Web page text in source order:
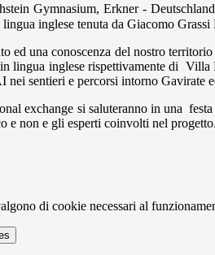
Gymnasium, Erkner -
inglese tenuta da Giacomo
ed una conoscenza del nostro
lingua inglese rispettivamente di
sentieri e percorsi intorno
exchange si saluteranno in una
e non e gli esperti coinvolti nel
di cookie necessari al